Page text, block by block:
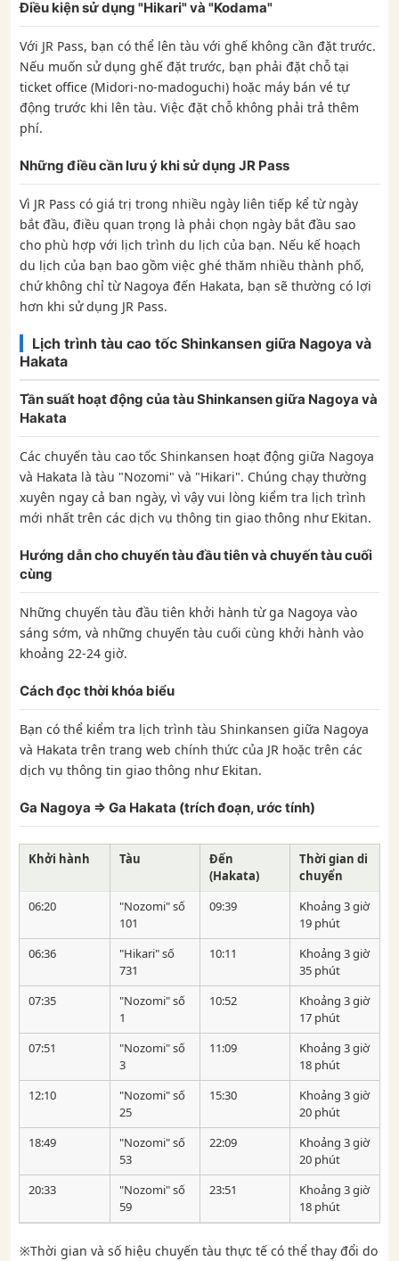
Điều kiện sử dụng "Hikari" và "Kodama"
Với JR Pass, bạn có thể lên tàu với ghế không cần đặt trước.
Nếu muốn sử dụng ghế đặt trước, bạn phải đặt chỗ tại
ticket office (Midori-no-madoguchi) hoặc máy bán vé tự
động trước khi lên tàu. Việc đặt chỗ không phải trả thêm
phí.
Những điều cần lưu ý khi sử dụng JR Pass
Vì JR Pass có giá trị trong nhiều ngày liên tiếp kể từ ngày
bắt đầu, điều quan trọng là phải chọn ngày bắt đầu sao
cho phù hợp với lịch trình du lịch của bạn. Nếu kế hoạch
du lịch của bạn bao gồm việc ghé thăm nhiều thành phố,
chứ không chỉ từ Nagoya đến Hakata, bạn sẽ thường có lợi
hơn khi sử dụng JR Pass.
Lịch trình tàu cao tốc Shinkansen giữa Nagoya và
Hakata
Tần suất hoạt động của tàu Shinkansen giữa Nagoya và
Hakata
Các chuyến tàu cao tốc Shinkansen hoạt động giữa Nagoya
và Hakata là tàu "Nozomi" và "Hikari". Chúng chạy thường
xuyên ngay cả ban ngày, vì vậy vui lòng kiểm tra lịch trình
mới nhất trên các dịch vụ thông tin giao thông như Ekitan.
Hướng dẫn cho chuyến tàu đầu tiên và chuyến tàu cuối
cùng
Những chuyến tàu đầu tiên khởi hành từ ga Nagoya vào
sáng sớm, và những chuyến tàu cuối cùng khởi hành vào
khoảng 22-24 giờ.
Cách đọc thời khóa biểu
Bạn có thể kiểm tra lịch trình tàu Shinkansen giữa Nagoya
và Hakata trên trang web chính thức của JR hoặc trên các
dịch vụ thông tin giao thông như Ekitan.
Ga Nagoya ⇒ Ga Hakata (trích đoạn, ước tính)
Khởi hành Tàu
Đến
(Hakata)
Thời gian di
chuyển
06:20
"Nozomi" số
101
09:39
Khoảng 3 giờ
19 phút
06:36
"Hikari" số
731
10:11
Khoảng 3 giờ
35 phút
07:35
"Nozomi" số
1
10:52
Khoảng 3 giờ
17 phút
07:51
"Nozomi" số
3
11:09
Khoảng 3 giờ
18 phút
12:10
"Nozomi" số
25
15:30
Khoảng 3 giờ
20 phút
18:49
"Nozomi" số
53
22:09
Khoảng 3 giờ
20 phút
20:33
"Nozomi" số
59
23:51
Khoảng 3 giờ
18 phút
※Thời gian và số hiệu chuyến tàu thực tế có thể thay đổi do